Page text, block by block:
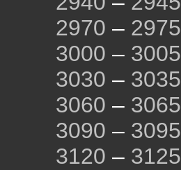
2970 – 2975
3000 – 3005
3030 – 3035
3060 – 3065
3090 – 3095
3120 – 3125